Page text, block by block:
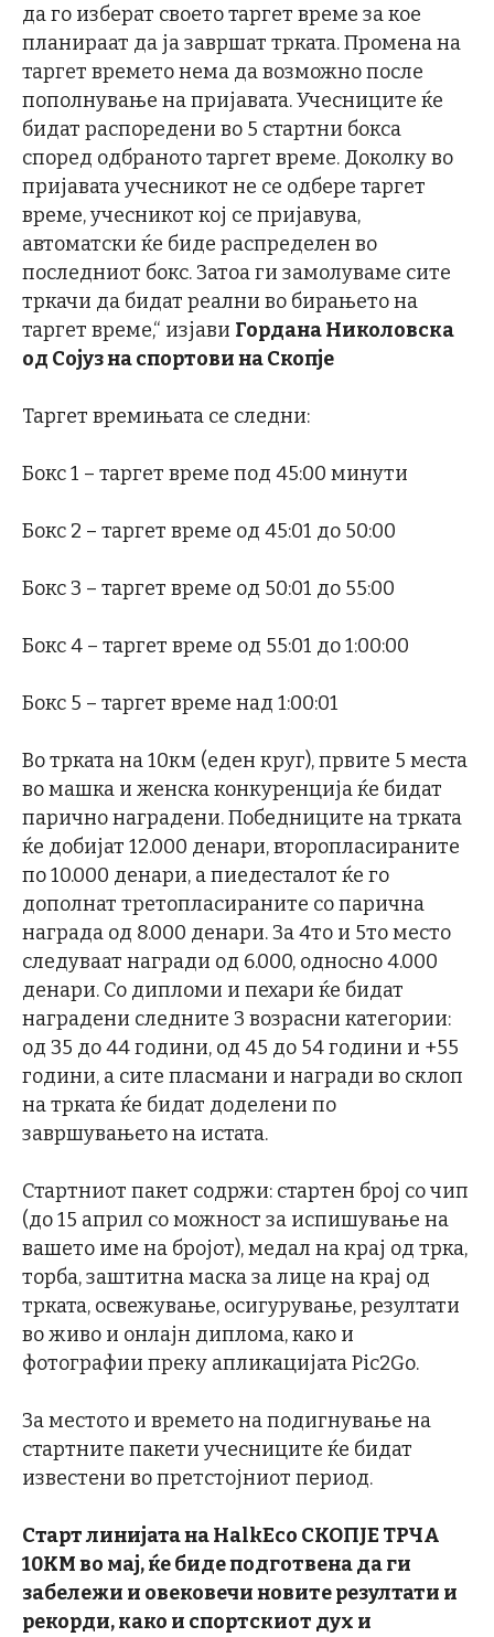
да го изберат своето таргет време за кое
планираат да ја завршат трката. Промена на
таргет времето нема да возможно после
пополнување на пријавата. Учесниците ќе
бидат распоредени во 5 стартни бокса
според одбраното таргет време. Доколку во
пријавата учесникот не се одбере таргет
време, учесникот кој се пријавува,
автоматски ќе биде распределен во
последниот бокс. Затоа ги замолуваме сите
тркачи да бидат реални во бирањето на
таргет време,“ изјави Гордана Николовска
од Сојуз на спортови на Скопје
Таргет времињата се следни:
Бокс 1 – таргет време под 45:00 минути
Бокс 2 – таргет време од 45:01 до 50:00
Бокс 3 – таргет време од 50:01 до 55:00
Бокс 4 – таргет време од 55:01 до 1:00:00
Бокс 5 – таргет време над 1:00:01
Во трката на 10км (еден круг), првите 5 места
во машка и женска конкуренција ќе бидат
парично наградени. Победниците на трката
ќе добијат 12.000 денари, второпласираните
по 10.000 денари, а пиедесталот ќе го
дополнат третопласираните со парична
награда од 8.000 денари. За 4то и 5то место
следуваат награди од 6.000, односно 4.000
денари. Со дипломи и пехари ќе бидат
наградени следните 3 возрасни категории:
од 35 до 44 години, од 45 до 54 години и +55
години, а сите пласмани и награди во склоп
на трката ќе бидат доделени по
завршувањето на истата.
Стартниот пакет содржи: стартен број со чип
(до 15 април со можност за испишување на
вашето име на бројот), медал на крај од трка,
торба, заштитна маска за лице на крај од
трката, освежување, осигурување, резултати
во живо и онлајн диплома, како и
фотографии преку апликацијата Pic2Go.
За местото и времето на подигнување на
стартните пакети учесниците ќе бидат
известени во претстојниот период.
Старт линијата на HalkEco СКОПЈЕ ТРЧА
10КМ во мај, ќе биде подготвена да ги
забележи и овековечи новите резултати и
рекорди, како и спортскиот дух и